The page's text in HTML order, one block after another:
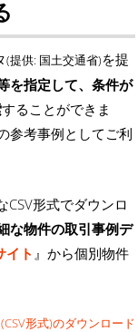
(提供: 国土交通省)を提
を指定して、条件が
することができま
参考事例としてご利
CSV形式でダウンロ
な物件の取引事例デ
イト 』から個別物件
形式)のダウンロード